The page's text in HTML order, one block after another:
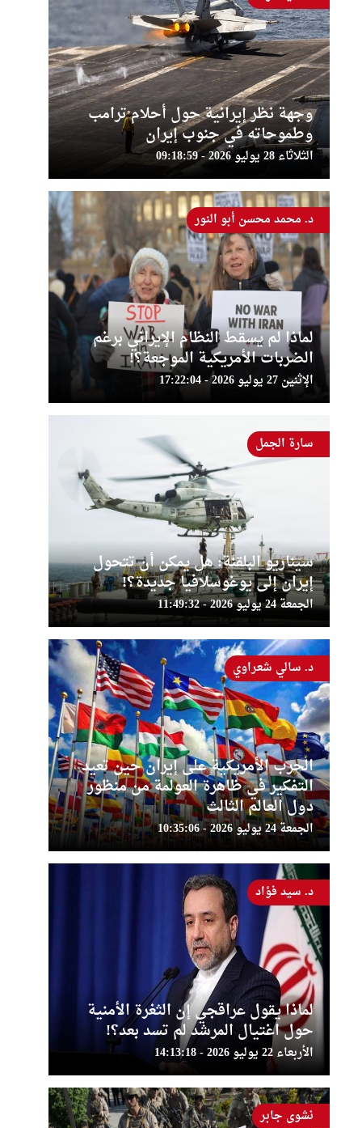
وجهة نظر إيرانية حول أحلام ترامب
وطموحاته في جنوب إيران
الثلاثاء 28 يوليو 2026 - 09:18:59
لماذا لم يسقط النظام الإيراني برغم
الضربات الأمريكية الموجعة؟!
الإثنين 27 يوليو 2026 - 17:22:04
د. محمد محسن أبو النور
سيناريو البلقنة: هل يمكن أن تتحول
إيران إلى يوغوسلافيا جديدة؟!
الجمعة 24 يوليو 2026 - 11:49:32
سارة الجمل
الحرب الأمريكية على إيران حين تعيد
التفكير في ظاهرة العولمة من منظور
دول العالم الثالث
الجمعة 24 يوليو 2026 - 10:35:06
د. سالي شعراوي
لماذا يقول عراقجي إن الثغرة الأمنية
حول اغتيال المرشد لم تسد بعد؟!
الأربعاء 22 يوليو 2026 - 14:13:18
د. سيد فؤاد
نشوى جابر